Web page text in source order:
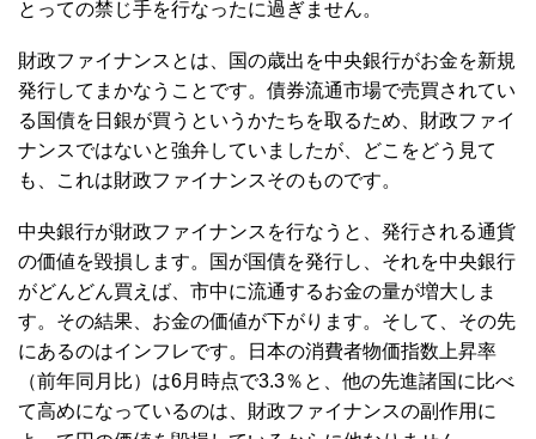
とっての禁じ手を行なったに過ぎません。
財政ファイナンスとは、国の歳出を中央銀行がお金を新規
発行してまかなうことです。債券流通市場で売買されてい
る国債を日銀が買うというかたちを取るため、財政ファイ
ナンスではないと強弁していましたが、どこをどう見て
も、これは財政ファイナンスそのものです。
中央銀行が財政ファイナンスを行なうと、発行される通貨
の価値を毀損します。国が国債を発行し、それを中央銀行
がどんどん買えば、市中に流通するお金の量が増大しま
す。その結果、お金の価値が下がります。そして、その先
にあるのはインフレです。日本の消費者物価指数上昇率
（前年同月比）は6月時点で3.3％と、他の先進諸国に比べ
て高めになっているのは、財政ファイナンスの副作用に